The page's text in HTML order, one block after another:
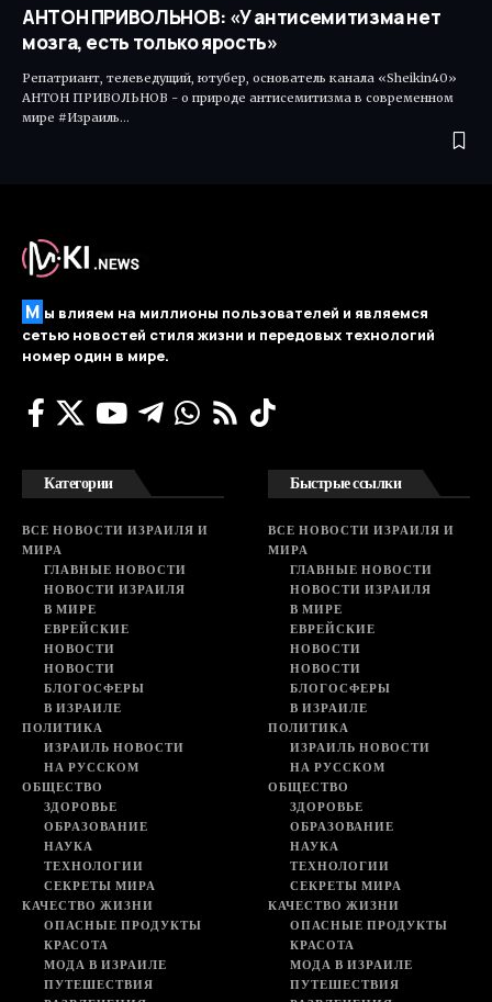
АНТОН ПРИВОЛЬНОВ: «У антисемитизма нет
мозга, есть только ярость»
Репатриант, телеведущий, ютубер, основатель канала «Sheikin40»
АНТОН ПРИВОЛЬНОВ - о природе антисемитизма в современном
мире #Израиль…
М ы влияем на миллионы пользователей и являемся
сетью новостей стиля жизни и передовых технологий
номер один в мире.
Категории
ВСЕ НОВОСТИ ИЗРАИЛЯ И
МИРА
ГЛАВНЫЕ НОВОСТИ
НОВОСТИ ИЗРАИЛЯ
В МИРЕ
ЕВРЕЙСКИЕ
НОВОСТИ
НОВОСТИ
БЛОГОСФЕРЫ
В ИЗРАИЛЕ
ПОЛИТИКА
ИЗРАИЛЬ НОВОСТИ
НА РУССКОМ
ОБЩЕСТВО
ЗДОРОВЬЕ
ОБРАЗОВАНИЕ
НАУКА
ТЕХНОЛОГИИ
СЕКРЕТЫ МИРА
КАЧЕСТВО ЖИЗНИ
ОПАСНЫЕ ПРОДУКТЫ
КРАСОТА
МОДА В ИЗРАИЛЕ
ПУТЕШЕСТВИЯ
Быстрые ссылки
ВСЕ НОВОСТИ ИЗРАИЛЯ И
МИРА
ГЛАВНЫЕ НОВОСТИ
НОВОСТИ ИЗРАИЛЯ
В МИРЕ
ЕВРЕЙСКИЕ
НОВОСТИ
НОВОСТИ
БЛОГОСФЕРЫ
В ИЗРАИЛЕ
ПОЛИТИКА
ИЗРАИЛЬ НОВОСТИ
НА РУССКОМ
ОБЩЕСТВО
ЗДОРОВЬЕ
ОБРАЗОВАНИЕ
НАУКА
ТЕХНОЛОГИИ
СЕКРЕТЫ МИРА
КАЧЕСТВО ЖИЗНИ
ОПАСНЫЕ ПРОДУКТЫ
КРАСОТА
МОДА В ИЗРАИЛЕ
ПУТЕШЕСТВИЯ